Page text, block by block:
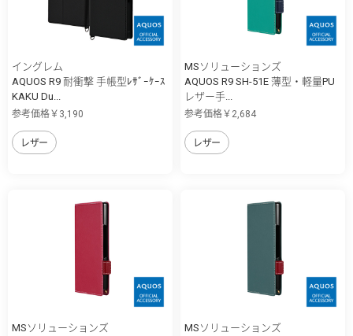
イングレム
AQUOS R9 耐衝撃 手帳型ﾚｻﾞｰｹｰｽ
KAKU Du...
参考価格￥3,190
レザー
MSソリューションズ
AQUOS R9 SH-51E 薄型・軽量PU
レザー手...
参考価格￥2,684
レザー
MSソリューションズ
MSソリューションズ